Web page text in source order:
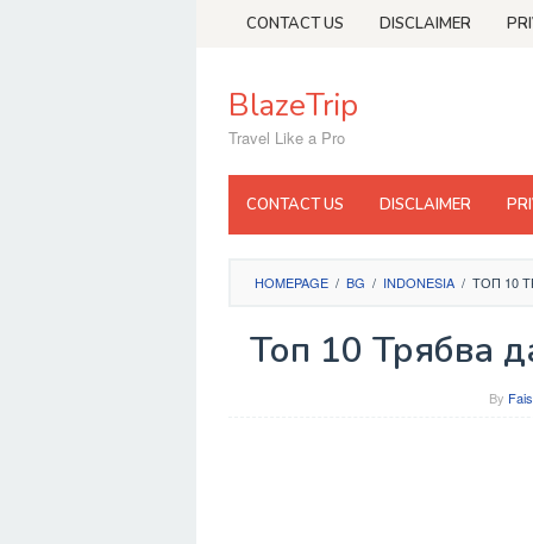
CONTACT US DISCLAIMER
BlazeTrip
Travel Like a Pro
CONTACT US DISCLAIMER
HOMEPAGE / BG / INDONESIA / ТОП 10
Топ 10 Трябва
By